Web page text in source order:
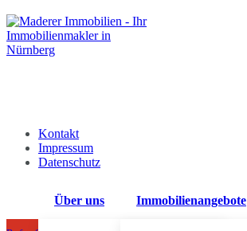
Kontakt
Impressum
Datenschutz
Über uns Immobilienangebote